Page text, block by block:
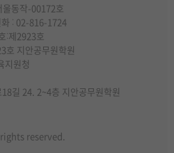
동작-00172호
화 : 02-816-1724
:제2923호
호 지안공무원학원
지원청
길 24. 2~4층 지안공무원학원
reserved.